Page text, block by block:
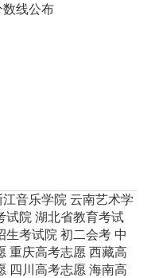
线公布
江音乐学院 云南艺术学
试院 湖北省教育考试
生考试院 初二会考 中
重庆高考志愿 西藏高
四川高考志愿 海南高